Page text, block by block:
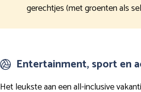
gerechtjes (met groenten als
Entertainment, sport en
Het leukste aan een all-inclusive